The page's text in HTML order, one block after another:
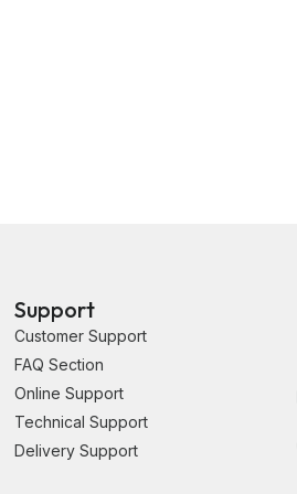
Support
Customer Support
FAQ Section
Online Support
Technical Support
Delivery Support